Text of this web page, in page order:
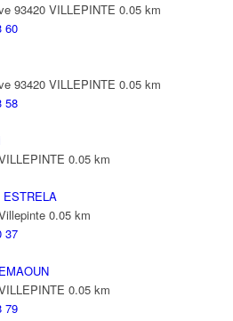
93420 VILLEPINTE 0.05 km
60
93420 VILLEPINTE 0.05 km
58
0.05 km
ESTRELA
0.05 km
37
0.05 km
79